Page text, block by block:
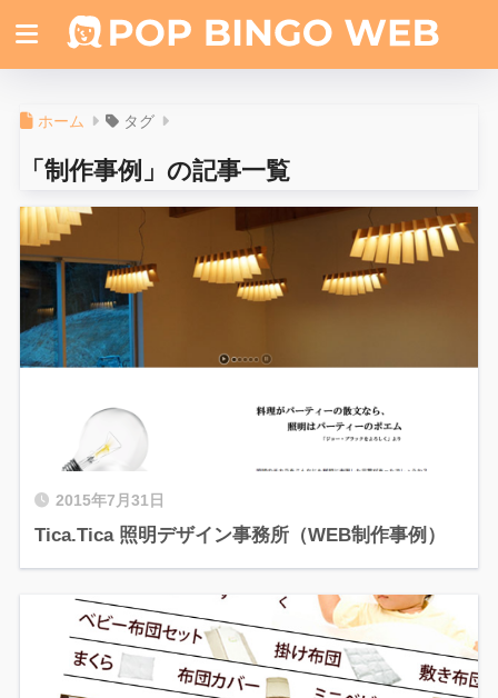
ホーム タグ
「制作事例」の記事一覧
2015年7月31日
Tica.Tica 照明デザイン事務所（WEB制作事例）